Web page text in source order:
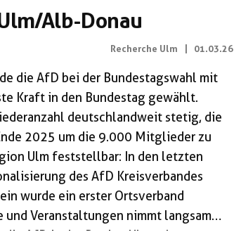
Alb-Donau
Recherche Ulm 01.03.26
die AfD bei der Bundestagswahl mit
Kraft in den Bundestag gewählt.
deutschlandweit stetig, die
2025 um die 9.000 Mitglieder zu
Ulm feststellbar: In den letzten
des AfD Kreisverbandes
wurde ein erster Ortsverband
Veranstaltungen nimmt langsam